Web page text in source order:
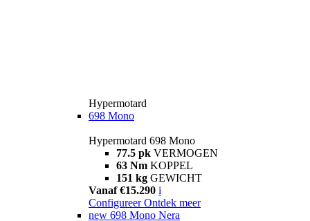
Hypermotard
698 Mono
Hypermotard 698 Mono
77.5 pk VERMOGEN
63 Nm KOPPEL
151 kg GEWICHT
Vanaf €15.290 i
Configureer Ontdek meer
new 698 Mono Nera